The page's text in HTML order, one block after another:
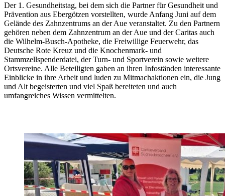
Der 1. Gesundheitstag, bei dem sich die Partner für Gesundheit und
Prävention aus Ebergötzen vorstellten, wurde Anfang Juni auf dem
Gelände des Zahnzentrums an der Aue veranstaltet. Zu den Partnern
gehören neben dem Zahnzentrum an der Aue und der Caritas auch
die Wilhelm-Busch-Apotheke, die Freiwillige Feuerwehr, das
Deutsche Rote Kreuz und die Knochenmark- und
Stammzellspenderdatei, der Turn- und Sportverein sowie weitere
Ortsvereine. Alle Beteiligten gaben an ihren Infoständen interessante
Einblicke in ihre Arbeit und luden zu Mitmachaktionen ein, die Jung
und Alt begeisterten und viel Spaß bereiteten und auch
umfangreiches Wissen vermittelten.